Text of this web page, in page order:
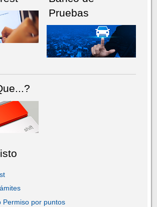
Pruebas
Permiso por puntos